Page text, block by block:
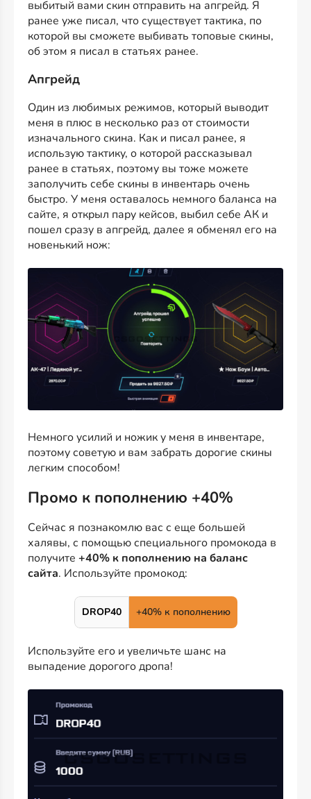
выбитый вами скин отправить на апгрейд. Я
ранее уже писал, что существует тактика, по
которой вы сможете выбивать топовые скины,
об этом я писал в статьях ранее.
Апгрейд
Один из любимых режимов, который выводит
меня в плюс в несколько раз от стоимости
изначального скина. Как и писал ранее, я
использую тактику, о которой рассказывал
ранее в статьях, поэтому вы тоже можете
заполучить себе скины в инвентарь очень
быстро. У меня оставалось немного баланса на
сайте, я открыл пару кейсов, выбил себе АК и
пошел сразу в апгрейд, далее я обменял его на
новенький нож:
Немного усилий и ножик у меня в инвентаре,
поэтому советую и вам забрать дорогие скины
легким способом!
Промо к пополнению +40%
Сейчас я познакомлю вас с еще большей
халявы, с помощью специального промокода в
получите +40% к пополнению на баланс
сайта. Используйте промокод:
DROP40 +40% к пополнению
Используйте его и увеличьте шанс на
выпадение дорогого дропа!